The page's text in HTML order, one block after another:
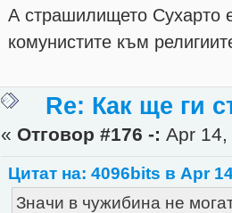
А страшилището Сухарто
комунистите към
Re: Как ще ги
« Отговор #176 -: Apr
Цитат на: 4096bits в Apr
Значи в чужибина не